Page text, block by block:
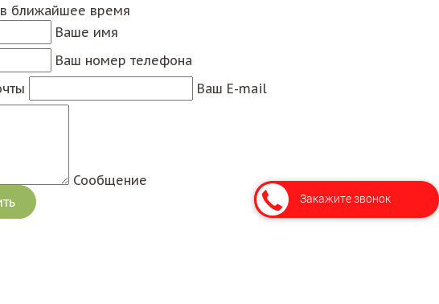
ближайшее время
Ваше имя
Ваш номер телефона
Ваш E-mail
Сообщение
Закажите звонок